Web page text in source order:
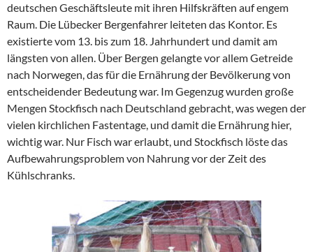
deutschen Geschäftsleute mit ihren Hilfskräften auf engem
Raum. Die Lübecker Bergenfahrer leiteten das Kontor. Es
existierte vom 13. bis zum 18. Jahrhundert und damit am
längsten von allen. Über Bergen gelangte vor allem Getreide
nach Norwegen, das für die Ernährung der Bevölkerung von
entscheidender Bedeutung war. Im Gegenzug wurden große
Mengen Stockfisch nach Deutschland gebracht, was wegen der
vielen kirchlichen Fastentage, und damit die Ernährung hier,
wichtig war. Nur Fisch war erlaubt, und Stockfisch löste das
Aufbewahrungsproblem von Nahrung vor der Zeit des
Kühlschranks.